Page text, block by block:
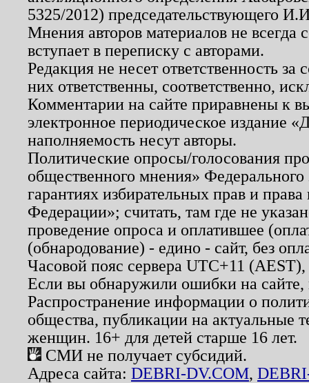
5325/2012) председательствующего
Мнения авторов материалов не
вступает в переписку с авторами.
Редакция не несет ответственность
них ответственны, соответственно,
Комментарии на сайте приравнены к
электронное периодическое издание
наполняемость несут авторы.
Политические опросы/голосования
общественного мнения»
гарантиях избирательных прав и
Федерации»; считать, там где не
проведение опроса и оплатившее
(обнародование) - едино - сайт, без
Часовой пояс сервера UTC+11
Если вы обнаружили ошибки на
Распространение информации о
общества, публикации на актуальные
женщин. 16+ для детей старше 16 лет.
СМИ не получает субсидий.
Адреса сайта: DEBRI-DV.COM,